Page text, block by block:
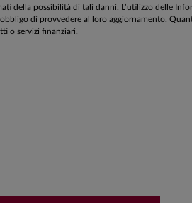
della possibilità di tali danni. L’utilizzo delle
di provvedere al loro aggiornamento.
o servizi finanziari.